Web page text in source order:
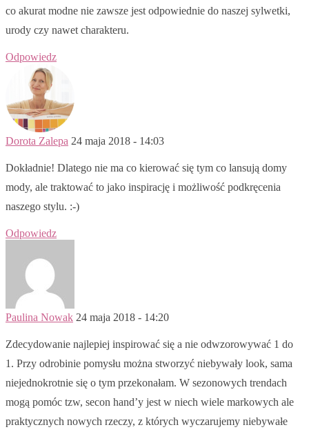
co akurat modne nie zawsze jest odpowiednie do naszej sylwetki,
urody czy nawet charakteru.
Odpowiedz
Dorota Zalepa 24 maja 2018 - 14:03
Dokładnie! Dlatego nie ma co kierować się tym co lansują domy
mody, ale traktować to jako inspirację i możliwość podkręcenia
naszego stylu. :-)
Odpowiedz
Paulina Nowak 24 maja 2018 - 14:20
Zdecydowanie najlepiej inspirować się a nie odwzorowywać 1 do
1. Przy odrobinie pomysłu można stworzyć niebywały look, sama
niejednokrotnie się o tym przekonałam. W sezonowych trendach
mogą pomóc tzw, secon hand’y jest w niech wiele markowych ale
praktycznych nowych rzeczy, z których wyczarujemy niebywałe